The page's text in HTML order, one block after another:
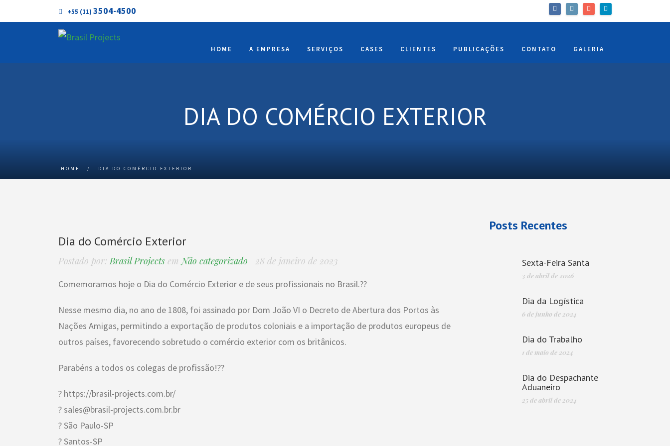
+55 (11) 3504-4500
HOME A EMPRESA SERVIÇOS CASES CLIENTES PUBLICAÇÕES CONTATO GALERIA
DIA DO COMÉRCIO EXTERIOR
HOME / DIA DO COMÉRCIO EXTERIOR
Dia do Comércio Exterior
Postado por: Brasil Projects em Não categorizado 28 de janeiro de 2023
Comemoramos hoje o Dia do Comércio Exterior e de seus profissionais no Brasil.??
Nesse mesmo dia, no ano de 1808, foi assinado por Dom João VI o Decreto de Abertura dos Portos às
Nações Amigas, permitindo a exportação de produtos coloniais e a importação de produtos europeus de
outros países, favorecendo sobretudo o comércio exterior com os britânicos.
Parabéns a todos os colegas de profissão!??
? https://brasil-projects.com.br/
? sales@brasil-projects.com.br.br
? São Paulo-SP
? Santos-SP
Posts Recentes
Sexta-Feira Santa
3 de abril de 2026
Dia da Logística
6 de junho de 2024
Dia do Trabalho
1 de maio de 2024
Dia do Despachante
Aduaneiro
25 de abril de 2024